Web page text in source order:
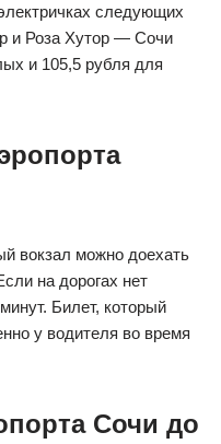
следующих
и Роза Хутор — Сочи
и 105,5 рубля для
вокзал можно доехать
на дорогах нет
Билет, который
у водителя во время
Сочи до